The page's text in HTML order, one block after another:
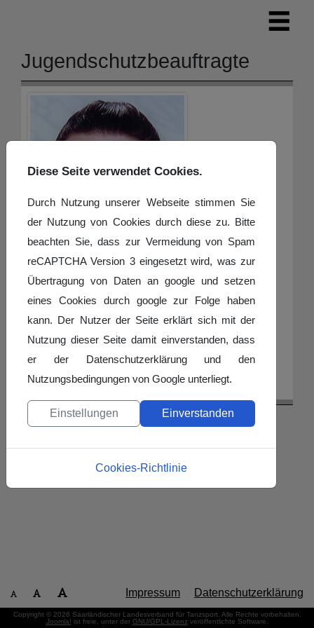
Jugendschutzbeauftragte
Kontakte,
Cathrin Anne
Lang
Telefon: 0 68 41 / 8 17 59 00
Jugendschutzbeauftragte
jugendwart@tanzen-slt.de
Diese Seite verwendet Cookies.
Durch Nutzung unserer Webseite stimmen Sie
der Nutzung von Cookies durch diese zu. Bitte
beachten Sie, dass zur Vermeidung von Spam
reCAPTCHA Version 3 eingesetzt wird, was zur
Übertragung von Daten an google und setzen
eines Cookies durch google zur Folge haben
kann. Der Nutzer der Seite erklärt sich mit der
Nutzung dieser Seite damit einverstanden, dass
er der Datenschutzerklärung und den
Nutzungsbedingungen von Google unterliegt.
Einstellungen Einverstanden
Cookies-Richtlinie
Impressum Datenschutzerklärung
Copyright © 2026 Saarländischer Landesverband für Tanzsport. Alle Rechte vorbehalten.
Joomla! ist freie, unter der GNU/GPL-Lizenz veröffentlichte Software.